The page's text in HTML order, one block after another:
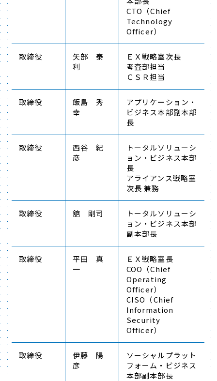
CTO（Chief
Technology
Officer）
取締役
矢部 泰
利
ＥＸ戦略室次長
考査部担当
ＣＳＲ担当
取締役
飯島 秀
幸
アプリケーション・
ビジネス本部副本部
長
取締役
西谷 紀
彦
トータルソリューシ
ョン・ビジネス本部
長
アライアンス戦略室
次長 兼務
取締役 舘 剛司
トータルソリューシ
ョン・ビジネス本部
副本部長
取締役
平田 真
一
ＥＸ戦略室長
COO（Chief
Operating
Officer）
CISO（Chief
Information
Security
Officer）
取締役
伊藤 陽
彦
ソーシャルプラット
フォーム・ビジネス
本部副本部長